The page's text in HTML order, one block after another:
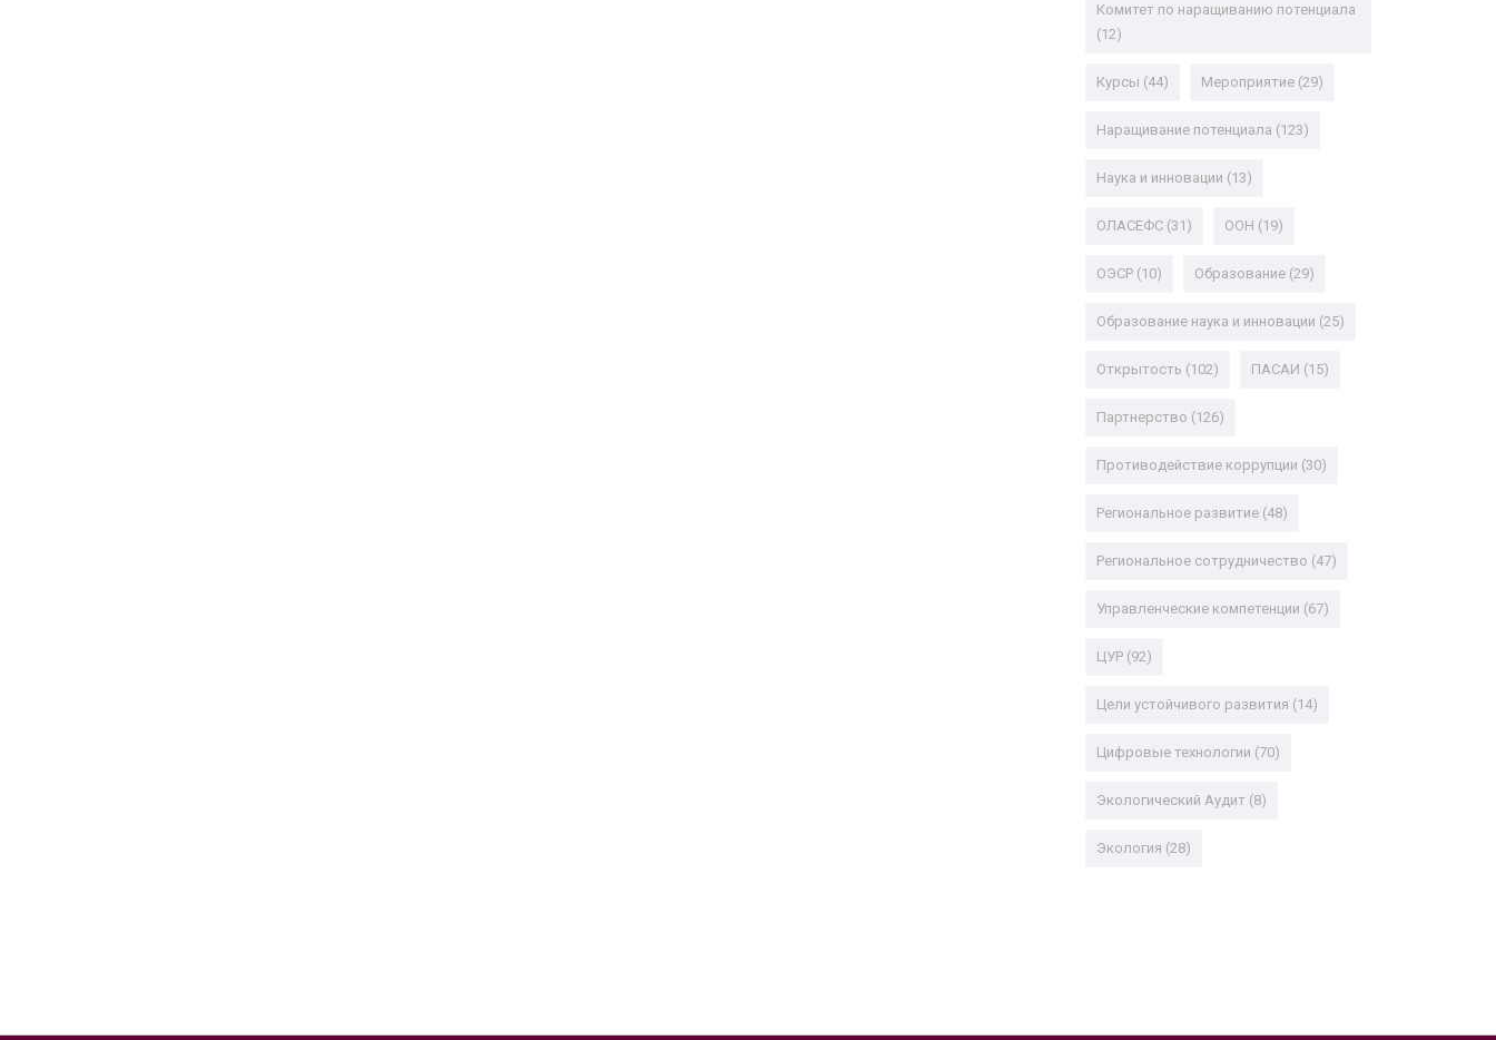
Комитет по наращиванию потенциала
(12)
Курсы (44) Мероприятие(29)
Наращивание потенциала (123)
Наука и инновации (13)
ОЛАСЕФС(31) ООН (19)
ОЭСР(10) Образование(29)
Образование наука и инновации (25)
Открытость (102) ПАСАИ (15)
Партнерство (126)
Противодействие коррупции (30)
Региональное развитие(48)
Региональное сотрудничество (47)
Управленческие компетенции (67)
ЦУР(92)
Цели устойчивого развития (14)
Цифровые технологии (70)
Экологический Аудит (8)
Экология (28)